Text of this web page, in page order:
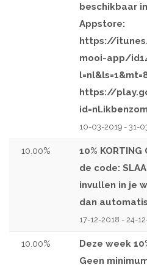
beschikbaar
Appstore:
https://
mooi-app/
https://
10-03-2019 - 31-
10.00%
10% KORTING
de code:
invullen in je
dan
17-12-2018 - 24-
10.00%
Deze week
Geen